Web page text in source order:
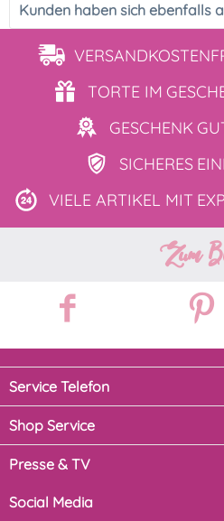
Kunden haben sich ebenfalls
TORTE IM
GESCHENK
SICHERES
VIELE ARTIKEL MIT
Zum
Service Telefon
Shop Service
Presse & TV
Social Media